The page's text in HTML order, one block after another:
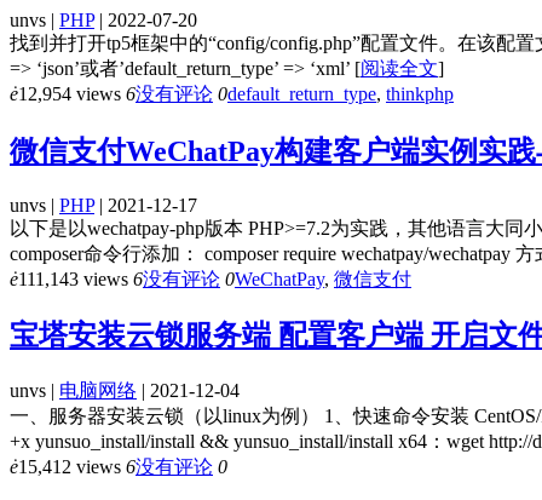
unvs | PHP| 2022-07-20
找到并打开tp5框架中的“config/config.php”配置文件。在该配置
=> ‘json’或者’default_return_type’ => ‘xml’ [阅读全文]
ė12,954 views 6没有评论 0default_return_type, thinkphp
微信支付WeChatPay构建客户端实例实
unvs | PHP| 2021-12-17
以下是以wechatpay-php版本 PHP>=7.2为实践，其他语言大同
composer命令行添加： composer require wechatpay/wechatpay
ė111,143 views 6没有评论 0WeChatPay, 微信支付
宝塔安装云锁服务端 配置客户端 开启文
unvs | 电脑网络 | 2021-12-04
一、服务器安装云锁（以linux为例） 1、快速命令安装 CentOS/
+x yunsuo_install/install && yunsuo_install/install x64：wget
ė15,412 views 6没有评论 0